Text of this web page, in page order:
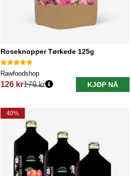
Roseknopper Tørkede 125g
Rawfoodshop
126 kr
Vanlig pris:
179 kr KJØP NÅ
40%